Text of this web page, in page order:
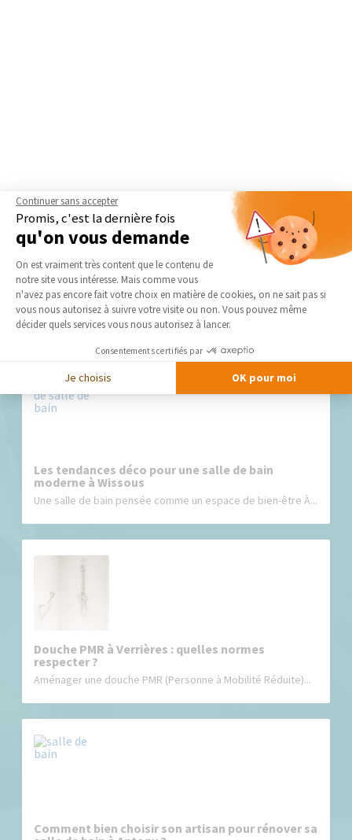
Nos derniers conseils et actus
Les tendances déco pour une salle de bain
moderne à Wissous
Une salle de bain pensée comme un espace de bien-être À...
Douche PMR à Verrières : quelles normes
respecter ?
Aménager une douche PMR (Personne à Mobilité Réduite)...
Comment bien choisir son artisan pour rénover sa
Continuer sans accepter
Promis, c'est la dernière fois
qu'on vous demande
Plateforme de Gestion du
On est vraiment très content que le contenu de
notre site vous intéresse. Mais comme vous
n'avez pas encore fait votre choix en matière de cookies, on ne sait pas si
vous nous autorisez à suivre votre visite ou non. Vous pouvez même
décider quels services vous nous autorisez à lancer.
Consentements certifiés par
Je choisis OK pour moi
Axeptio consent